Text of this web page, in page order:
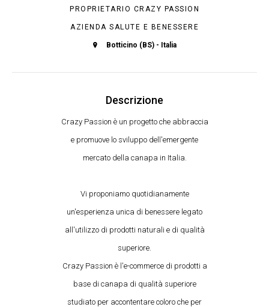
PROPRIETARIO CRAZY PASSION
AZIENDA SALUTE E BENESSERE
Botticino (BS) - Italia
Descrizione
Crazy Passion è un progetto che abbraccia
e promuove lo sviluppo dell'emergente
mercato della canapa in Italia.
Vi proponiamo quotidianamente
un'esperienza unica di benessere legato
all'utilizzo di prodotti naturali e di qualità
superiore.
Crazy Passion è l'e-commerce di prodotti a
base di canapa di qualità superiore
studiato per accontentare coloro che per